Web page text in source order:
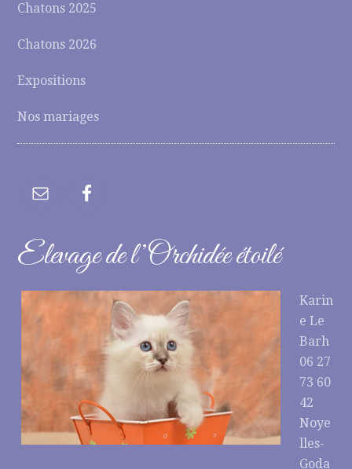
Chatons 2025
Chatons 2026
Expositions
Nos mariages
Elevage de l’Orchidée étoilé
Karin
e Le
Barh
06 27
73 60
42
Noye
lles-
Goda